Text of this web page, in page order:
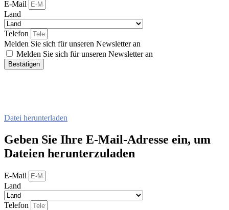
E-Mail
Land
Telefon
Melden Sie sich für unseren Newsletter an
Melden Sie sich für unseren Newsletter an
Bestätigen
Datei herunterladen
Geben Sie Ihre E-Mail-Adresse ein, um
Dateien herunterzuladen
E-Mail
Land
Telefon